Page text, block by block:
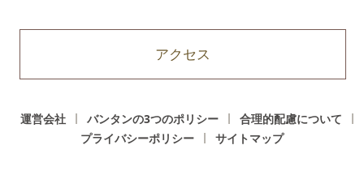
アクセス
運営会社 バンタンの3つのポリシー
合理的配慮について
プライバシーポリシー
サイトマップ